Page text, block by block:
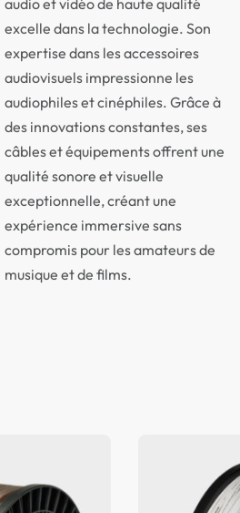
excelle dans la technologie. Son
expertise dans les accessoires
audiovisuels impressionne les
audiophiles et cinéphiles. Grâce à
des innovations constantes, ses
câbles et équipements offrent une
qualité sonore et visuelle
exceptionnelle, créant une
expérience immersive sans
compromis pour les amateurs de
musique et de films.